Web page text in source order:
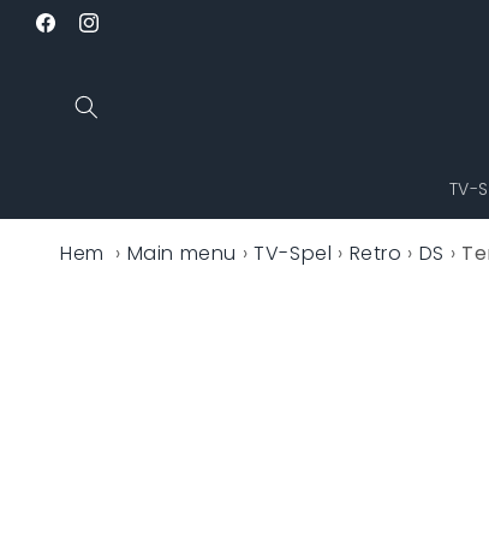
vidare
till
FacebookInstagram
TV-
Hem › Main menu › TV-Spel › Retro › DS ›